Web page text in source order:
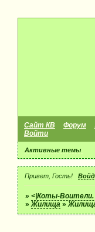
Сайт КВ Форум
Войти
Активные темы
Привет, Гость!
»<|Коты-Воители.
»Жилища »